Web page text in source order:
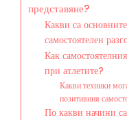
представяне?
Какви са
самостоятелен
Как
при атлетите?
Какви техники
позитивния
По какви начини